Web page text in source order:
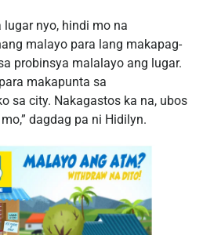
lugar nyo, hindi mo na
malayo para lang makapag-
probinsya malalayo ang lugar.
makapunta sa
sa city. Nakagastos ka na, ubos
dagdag pa ni Hidilyn.